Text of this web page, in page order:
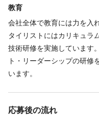
教育
会社全体で教育には力を入
タイリストにはカリキュラ
技術研修を実施しています
ト・リーダーシップの研修
います。
応募後の流れ